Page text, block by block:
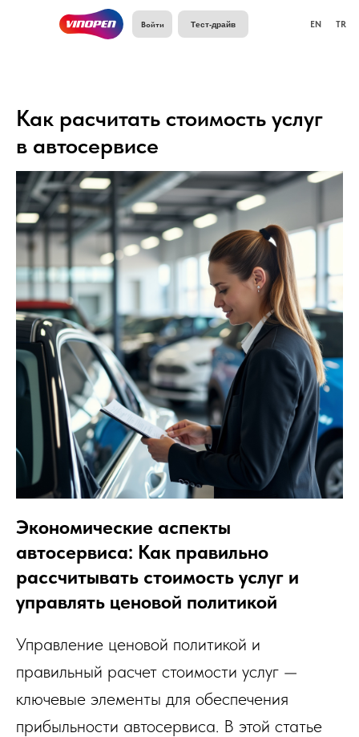
Тест-драйв
Войти TR
EN
Как расчитать стоимость услуг
в автосервисе
Экономические аспекты
автосервиса: Как правильно
рассчитывать стоимость услуг и
управлять ценовой политикой
Управление ценовой политикой и
правильный расчет стоимости услуг —
ключевые элементы для обеспечения
прибыльности автосервиса. В этой статье